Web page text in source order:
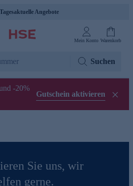
Tagesaktuelle Angebote
Mein Konto Warenkorb
Suchen
-20%
Gutschein aktivieren
Sie uns, wir
gerne.